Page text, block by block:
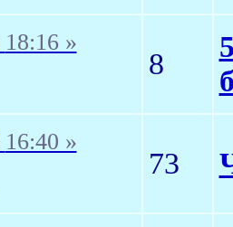
18:16 »
8
16:40 »
73